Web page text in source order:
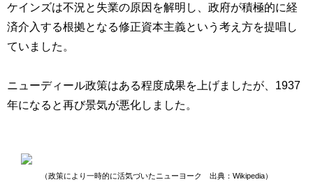
ケインズは不況と失業の原因を解明し、政府が積極的に経
済介入する根拠となる修正資本主義という考え方を提唱し
ていました。
ニューディール政策はある程度成果を上げましたが、1937
年になると再び景気が悪化しました。
（政策により一時的に活気づいたニューヨーク 出典：Wikipedia）